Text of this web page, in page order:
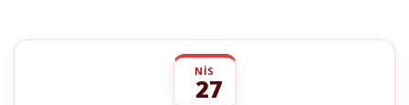
NIS
27